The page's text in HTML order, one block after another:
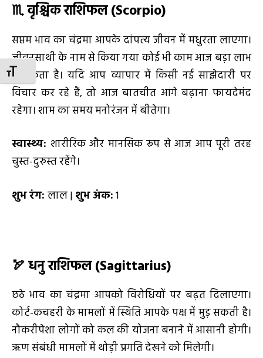
TOGGLE FONT SIZE
♏वृश्चिक राशिफल (Scorpio)
सप्तम भाव का चंद्रमा आपके दांपत्य जीवन में मधुरता लाएगा।
जीवनसाथी के नाम से किया गया कोई भी काम आज बड़ा लाभ
दे सकता है। यदि आप व्यापार में किसी नई साझेदारी पर
विचार कर रहे हैं, तो आज बातचीत आगे बढ़ाना फायदेमंद
रहेगा। शाम का समय मनोरंजन में बीतेगा।
स्वास्थ्य: शारीरिक और मानसिक रूप से आज आप पूरी तरह
चुस्त-दुरुस्त रहेंगे।
शुभ रंग: लाल | शुभ अंक:1
🏹 धनु राशिफल (Sagittarius)
छठे भाव का चंद्रमा आपको विरोधियों पर बढ़त दिलाएगा।
कोर्ट-कचहरी के मामलों में स्थिति आपके पक्ष में मुड़ सकती है।
नौकरीपेशा लोगों को कल की योजना बनाने में आसानी होगी।
ऋण संबंधी मामलों में थोड़ी प्रगति देखने को मिलेगी।